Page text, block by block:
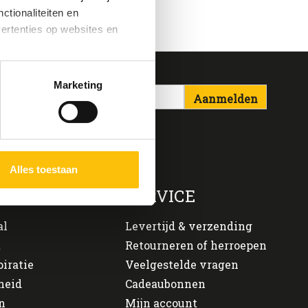
en
op websites en
kun je specifieker
via het
cookiebeleid
Marketing
Alles toestaan
Aanmelden
SERVICE
Levertijd & verzending
Retourneren of herroepen
Veelgestelde vragen
Cadeaubonnen
Mijn account